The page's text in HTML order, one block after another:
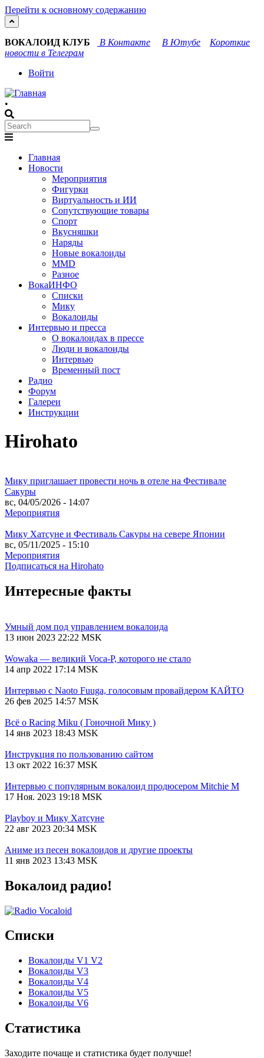
Перейти к основному содержанию
ВОКАЛОИД КЛУБ В Контакте В Ютубе
Короткие
новости в Телеграм
User
account
menu
Войти
•
Search
Search
navigation
Главная
Новости
Мероприятия
Фигурки
Виртуальность и ИИ
Сопутствующие товары
Спорт
Вкусняшки
Наряды
Новые вокалоиды
MMD
Разное
ВокаИНФО
Списки
Мику
Вокалоиды
Интервью и пресса
О вокалоидах в прессе
Люди и вокалоиды
Интервью
Временный пост
Радио
Форум
Галереи
Инструкции
Hirohato
Мику приглашает провести ночь в отеле на Фестивале
Сакуры
вс, 04/05/2026 - 14:07
Мероприятия
Мику Хатсуне и Фестиваль Сакуры на севере Японии
вс, 05/11/2025 - 15:10
Мероприятия
Подписаться на Hirohato
Интересные факты
Умный дом под управлением вокалоида
13 июн 2023 22:22 MSK
Wowaka — великий Voca-P, которого не стало
14 апр 2022 17:14 MSK
Интервью с Naoto Fuuga, голосовым провайдером КАЙТО
26 фев 2025 14:57 MSK
Всё о Racing Miku ( Гоночной Мику )
14 янв 2023 18:43 MSK
Инструкция по пользованию сайтом
13 окт 2022 16:37 MSK
Интервью с популярным вокалоид продюсером Mitchie М
17 Ноя. 2023 19:18 MSK
Playboy и Мику Хатсуне
22 авг 2023 20:34 MSK
Аниме из песен вокалоидов и другие проекты
11 янв 2023 13:43 MSK
Вокалоид радио!
Списки
Вокалоиды V1 V2
Вокалоиды V3
Вокалоиды V4
Вокалоиды V5
Вокалоиды V6
Статистика
Заходите почаще и статистика будет получше!